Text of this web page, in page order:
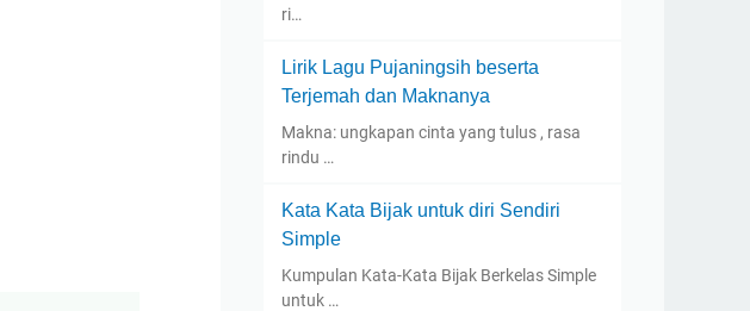
ri…
Lirik Lagu Pujaningsih beserta
Terjemah dan Maknanya
Makna: ungkapan cinta yang tulus , rasa
rindu …
Kata Kata Bijak untuk diri Sendiri
Simple
Kumpulan Kata-Kata Bijak Berkelas Simple
untuk …